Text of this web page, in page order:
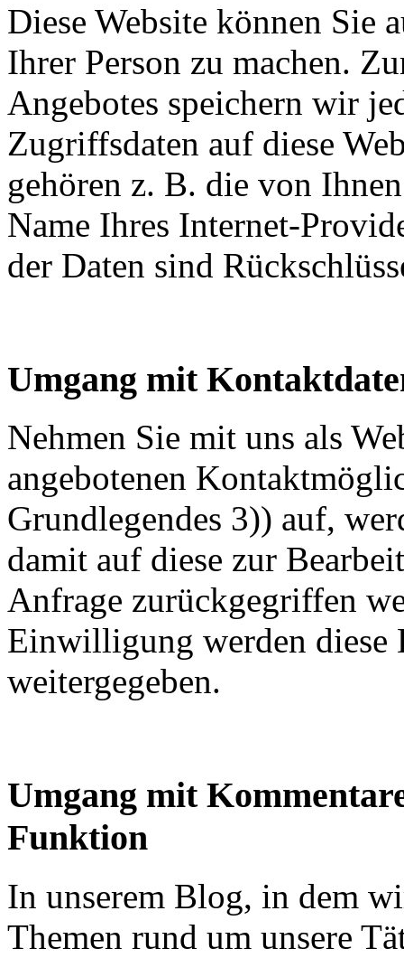
Diese Website können Sie
Ihrer Person zu machen.
Angebotes speichern wir
Zugriffsdaten auf diese
gehören z. B. die von
Name Ihres Internet-
der Daten sind
Umgang mit
Nehmen Sie mit uns als
angebotenen
Grundlegendes 3)) auf,
damit auf diese zur
Anfrage zurückgegriffen
Einwilligung werden diese
weitergegeben.
Umgang mit
Funktion
In unserem Blog, in dem
Themen rund um unsere